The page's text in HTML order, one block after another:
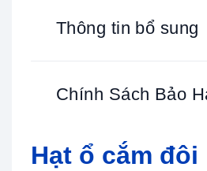
Thông tin bổ sung
Chính Sách Bảo
Hạt ổ cắm đôi